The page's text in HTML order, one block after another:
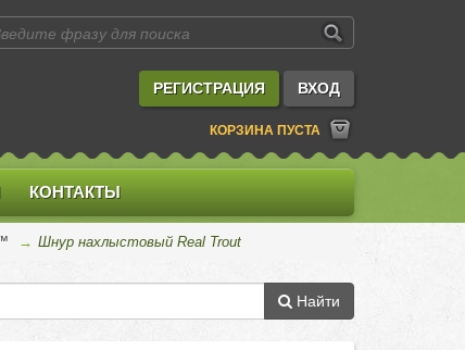
РЕГИСТРАЦИЯ ВХОД
КОРЗИНА ПУСТА
КОНТАКТЫ
→ Шнур нахлыстовый Real Trout
Найти